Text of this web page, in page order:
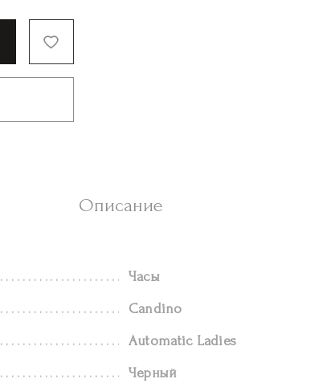
Описание
Часы
Candino
Automatic Ladies
Черный